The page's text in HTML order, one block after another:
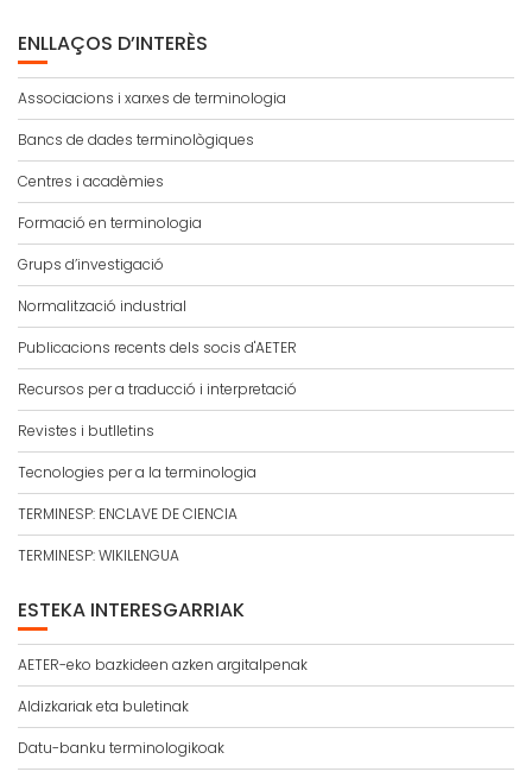
ENLLAÇOS D’INTERÈS
Associacions i xarxes de terminologia
Bancs de dades terminològiques
Centres i acadèmies
Formació en terminologia
Grups d’investigació
Normalització industrial
Publicacions recents dels socis d'AETER
Recursos per a traducció i interpretació
Revistes i butlletins
Tecnologies per a la terminologia
TERMINESP: ENCLAVE DE CIENCIA
TERMINESP: WIKILENGUA
ESTEKA INTERESGARRIAK
AETER-eko bazkideen azken argitalpenak
Aldizkariak eta buletinak
Datu-banku terminologikoak